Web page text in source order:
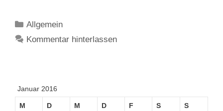
Kategorien
Allgemein
Kommentar hinterlassen
Januar 2016
M D M D F S S